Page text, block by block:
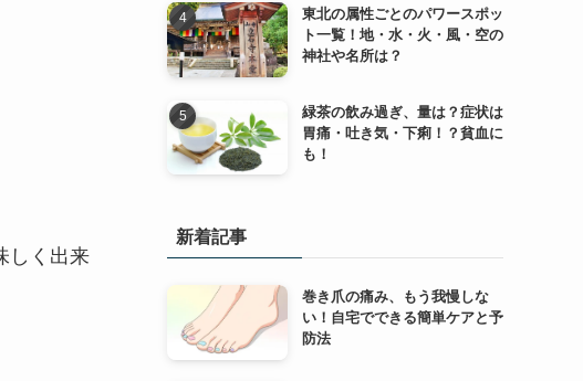
しく出来
東北の属性ごとのパワースポッ
ト一覧！地・水・火・風・空の
神社や名所は？
緑茶の飲み過ぎ、量は？症状は
胃痛・吐き気・下痢！？貧血に
も！
新着記事
巻き爪の痛み、もう我慢しな
い！自宅でできる簡単ケアと予
防法